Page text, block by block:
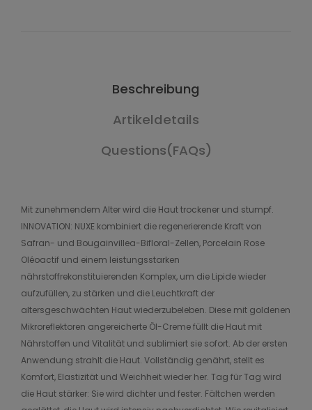
Beschreibung
Artikeldetails
Questions(FAQs)
Mit zunehmendem Alter wird die Haut trockener und stumpf.
INNOVATION: NUXE kombiniert die regenerierende Kraft von
Safran- und Bougainvillea-Bifloral-Zellen, Porcelain Rose
Oléoactif und einem leistungsstarken
nährstoffrekonstituierenden Komplex, um die Lipide wieder
aufzufüllen, zu stärken und die Leuchtkraft der
altersgeschwächten Haut wiederzubeleben. Diese mit goldenen
Mikroreflektoren angereicherte Öl-Creme füllt die Haut mit
Nährstoffen und Vitalität und sublimiert sie sofort. Ab der ersten
Anwendung strahlt die Haut. Vollständig genährt, stellt es
Komfort, Elastizität und Weichheit wieder her. Tag für Tag wird
die Haut stärker: Sie wird dichter und fester. Fältchen werden